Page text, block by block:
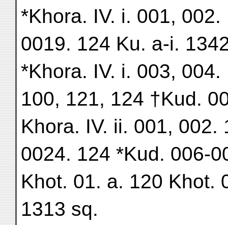
*Khora. IV. i. 001,
0019. 124 Ku. a-i.
*Khora. IV. i. 003,
100, 121, 124 †Kud.
Khora. IV. ii. 001,
0024. 124 *Kud. 006-
Khot. 01. a. 120 Khot.
1313 sq.